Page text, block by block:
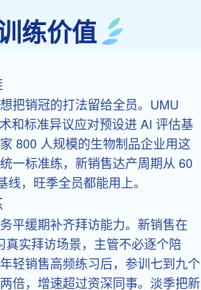
练价值
把销冠的打法留给全员。UMU
和标准异议应对预设进 AI 评估基
800 人规模的生物制品企业用这
一标准练，新销售达产周期从 60
，旺季全员都能用上。
平缓期补齐拜访能力。新销售在
实拜访场景，主管不必逐个陪
轻销售高频练习后，参训七到九个
倍，增速超过资深同事。淡季把新